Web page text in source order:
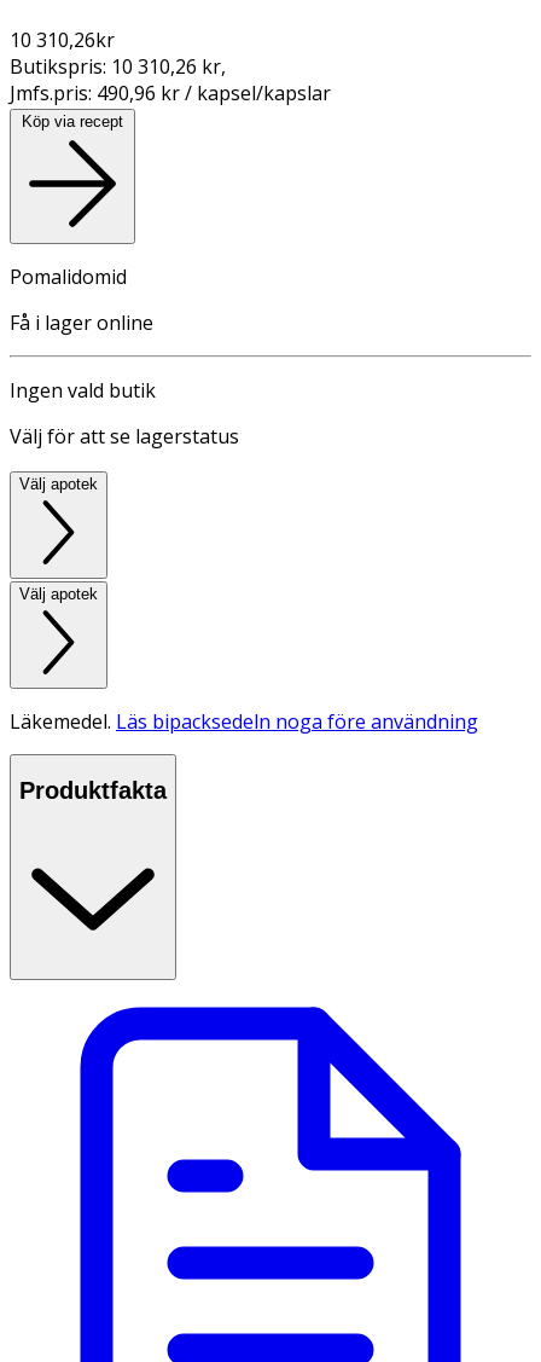
10 310,26kr
Butikspris: 10 310,26 kr,
Jmfs.pris: 490,96 kr / kapsel/kapslar
Köp via recept
Pomalidomid
Få i lager online
Ingen vald butik
Välj för att se lagerstatus
Välj apotek
Välj apotek
Läkemedel. Läs bipacksedeln noga före användning
Produktfakta